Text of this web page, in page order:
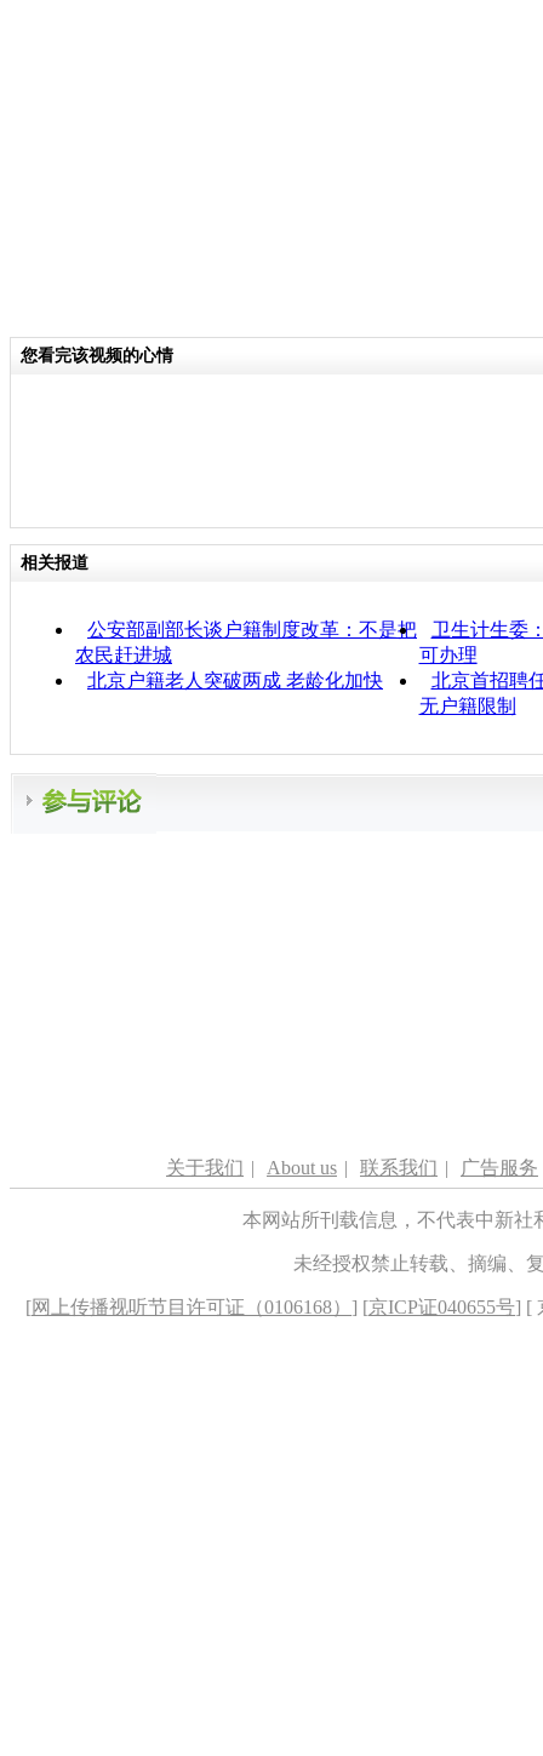
您看完该视频的心情
相关报道
公安部副部长谈户籍制度改革：不是把
农民赶进城
卫生计生委
可办理
北京户籍老人突破两成 老龄化加快
北京首招聘
无户籍限制
关于我们 | About us | 联系我们 | 广告服务
本网站所刊载信息，不代表中新
未经授权禁止转载、摘编、
[网上传播视听节目许可证（0106168） ] [京ICP证040655号] [